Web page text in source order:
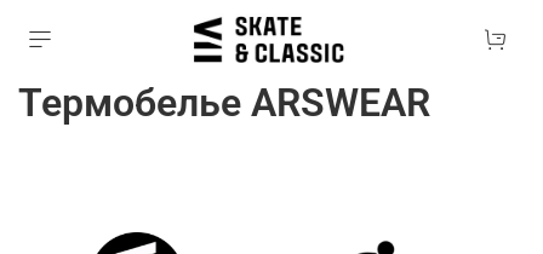
Термобелье ARSWEAR